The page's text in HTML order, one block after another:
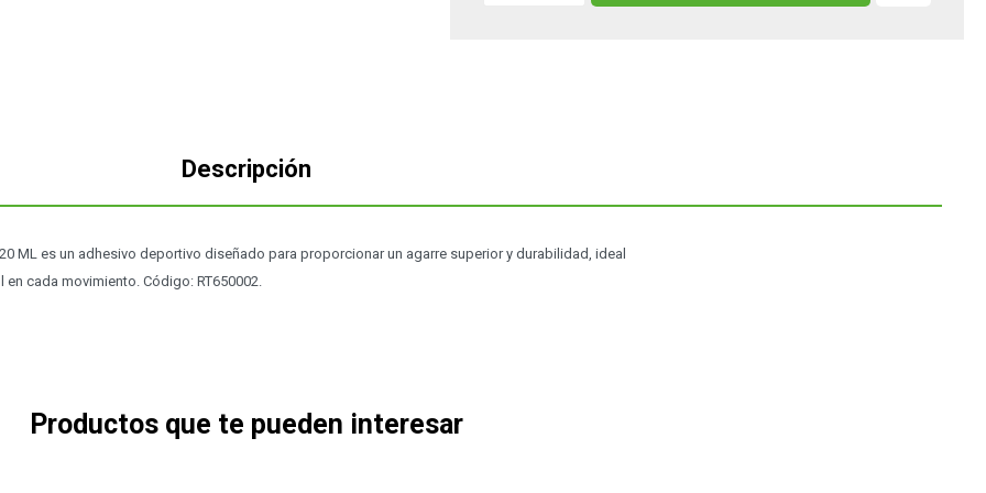
Descripción
ML es un adhesivo deportivo diseñado para proporcionar un agarre superior y durabilidad, ideal
en cada movimiento. Código: RT650002.
Productos que te pueden interesar